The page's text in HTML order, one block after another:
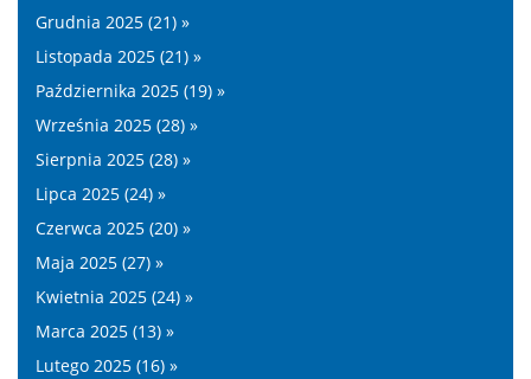
Grudnia 2025 (21) »
Listopada 2025 (21) »
Października 2025 (19) »
Września 2025 (28) »
Sierpnia 2025 (28) »
Lipca 2025 (24) »
Czerwca 2025 (20) »
Maja 2025 (27) »
Kwietnia 2025 (24) »
Marca 2025 (13) »
Lutego 2025 (16) »